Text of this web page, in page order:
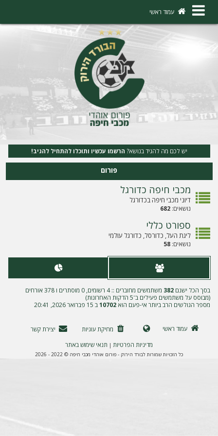
×
ו
ה
ר
ש
מ
עמוד ראשי
יש לכם מה להגיד בנושא? הרשמו עכשיו ותוכלו להתחיל להגיב!
פורום
מכבי חיפה כדורגל
דיוני מכבי חיפה בכדורגל
נושאים:682
ספורט כללי
ליגת העל, כדורסל, כדורגל עולמי
נושאים:58
בסך הכל ישנם382
משתמשים מחוברים :: 4 רשומים, 0 מוסתרים ו 378 אורחים
(מבוסס על משתמשים פעילים ב־5 הדקות האחרונות)
מספר הגולשים הרב ביותר אי-פעם הוא10702ב 15 פברואר 2026, 20:41
עמוד ראשי מחיקת עוגיות
יצירת קשר
מדיניות הפרטיות | תנאי שימוש באתר
כל הזכויות שמורות לבורד הירוק - פורום אוהדי מכבי חיפה © 2022 - 2026